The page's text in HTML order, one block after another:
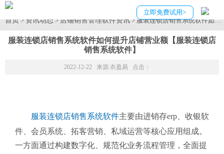
立即免费试用>
首页>资讯动态>店铺销售管理软件资讯> 服装连锁店销售系统软件如何
服装连锁店销售系统软件如何提升店铺营业额【服装连锁店
销售系统软件】
2022-12-22 来源:衣盈易 点击：
服装连锁店销售系统软件主要由进销存erp、收银软
件、会员系统、拓客营销、私域运营等核心应用组成。
一方面通过构建数字化、规范化业务流程管理，全面提